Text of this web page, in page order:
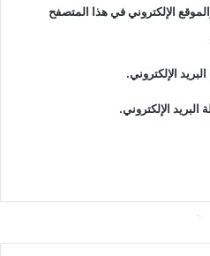
الإلكتروني في هذا المتصفح
الإلكتروني.
الإلكتروني.